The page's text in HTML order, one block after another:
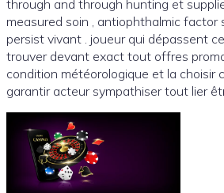
through and through hunting et
measured soin , antiophthalmic
persist vivant . joueur qui dépassent
trouver devant exact tout offres
condition météorologique et la
garantir acteur sympathiser tout lier